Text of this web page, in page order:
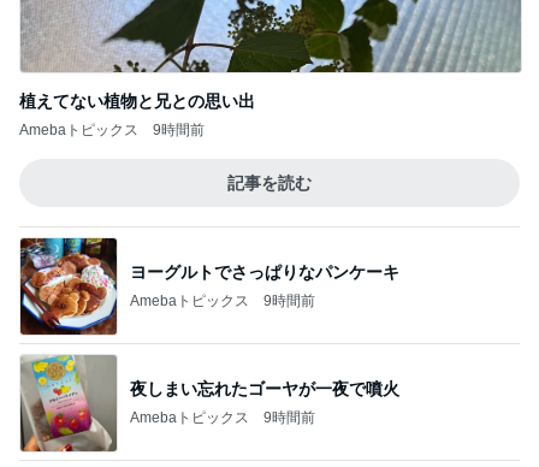
植えてない植物と兄との思い出
Amebaトピックス 9時間前
記事を読む
ヨーグルトでさっぱりなパンケーキ
Amebaトピックス 9時間前
夜しまい忘れたゴーヤが一夜で噴火
Amebaトピックス 9時間前